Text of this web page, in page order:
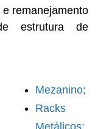
remanejamento
estrutura de
Mezanino;
Racks